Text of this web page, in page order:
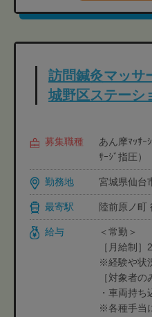
訪問鍼灸マッサ
城野区ステーシ
募集職種
あん摩ﾏｯｻｰ
ｻｰｼﾞ指圧）
勤務地 宮城県仙台
最寄駅 陸前原ノ町
給与
＜常勤＞
［月給制］
※経験や状
［対象者の
・車両持ち
※各種手当